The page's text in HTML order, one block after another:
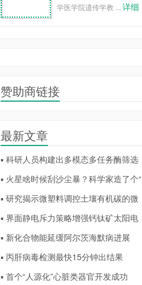
学医学院遗传学教 ... 详细
赞助商链接
最新文章
▪ 科研人员构建出多模态多任务酶筛选
▪ 火星啥时候刮沙尘暴？科学家造了个“
▪ 研究揭示微塑料调控土壤有机碳的微
▪ 界面静电斥力策略增强钙钛矿太阳电
▪ 新化合物能延缓阿尔茨海默病进展
▪ 丙肝病毒检测最快15分钟出结果
▪ 首个“人源化”心脏类器官开发成功